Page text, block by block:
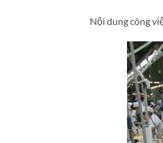
Nội dung công